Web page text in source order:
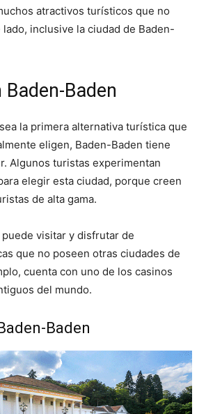
atractivos turísticos que no
inclusive la ciudad de Baden-
Baden
la primera alternativa turística que
eligen, Baden-Baden tiene
Algunos turistas experimentan
elegir esta ciudad, porque creen
de alta gama.
visitar y disfrutar de
que no poseen otras ciudades de
cuenta con uno de los casinos
del mundo.
Baden